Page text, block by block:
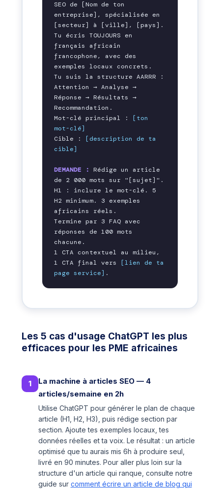
SEO de [Nom de ton
entreprise], spécialisée en
[secteur] à [ville], [pays].
Tu écris TOUJOURS en
français africain
francophone, avec des
exemples locaux concrets.
Tu suis la structure AARRR :
Attention → Analyse →
Réponse → Résultats →
Recommandation.
Mot-clé principal :
[ton
mot-clé]
Cible :
[description de ta
cible]
DEMANDE : Rédige un article
de 2 000 mots sur "[sujet]".
H1 : inclure le mot-clé. 5
H2 minimum. 3 exemples
africains réels.
Termine par 3 FAQ avec
réponses de 100 mots
chacune.
1 CTA contextuel au milieu,
1 CTA final vers
[lien de ta
page service] .
Les 5 cas d'usage ChatGPT les plus
efficaces pour les PME africaines
1
La machine à articles SEO — 4
articles/semaine en 2h
Utilise ChatGPT pour générer le plan de chaque
article (H1, H2, H3), puis rédige section par
section. Ajoute tes exemples locaux, tes
données réelles et ta voix. Le résultat : un article
optimisé que tu aurais mis 6h à produire seul,
livré en 90 minutes. Pour aller plus loin sur la
structure d'un article qui ranque, consulte notre
guide sur comment écrire un article de blog qui